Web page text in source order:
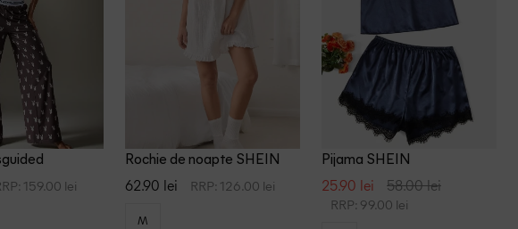
159.00 lei
Rochie de noapte SHEIN
62.90 lei RRP: 126.00 lei
M
Pijama SHEIN
25.90 lei 58.00 lei
RRP: 99.00 lei